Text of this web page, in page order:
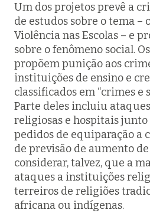
Um dos projetos prevê a
de estudos sobre o tema –
Violência nas Escolas – e
sobre o fenômeno social.
propõem punição aos
instituições de ensino e
classificados em “crimes e
Parte deles incluiu
religiosas e hospitais junto
pedidos de equiparação a
de previsão de aumento
considerar, talvez, que a
ataques a instituições
terreiros de religiões
africana ou indígenas.